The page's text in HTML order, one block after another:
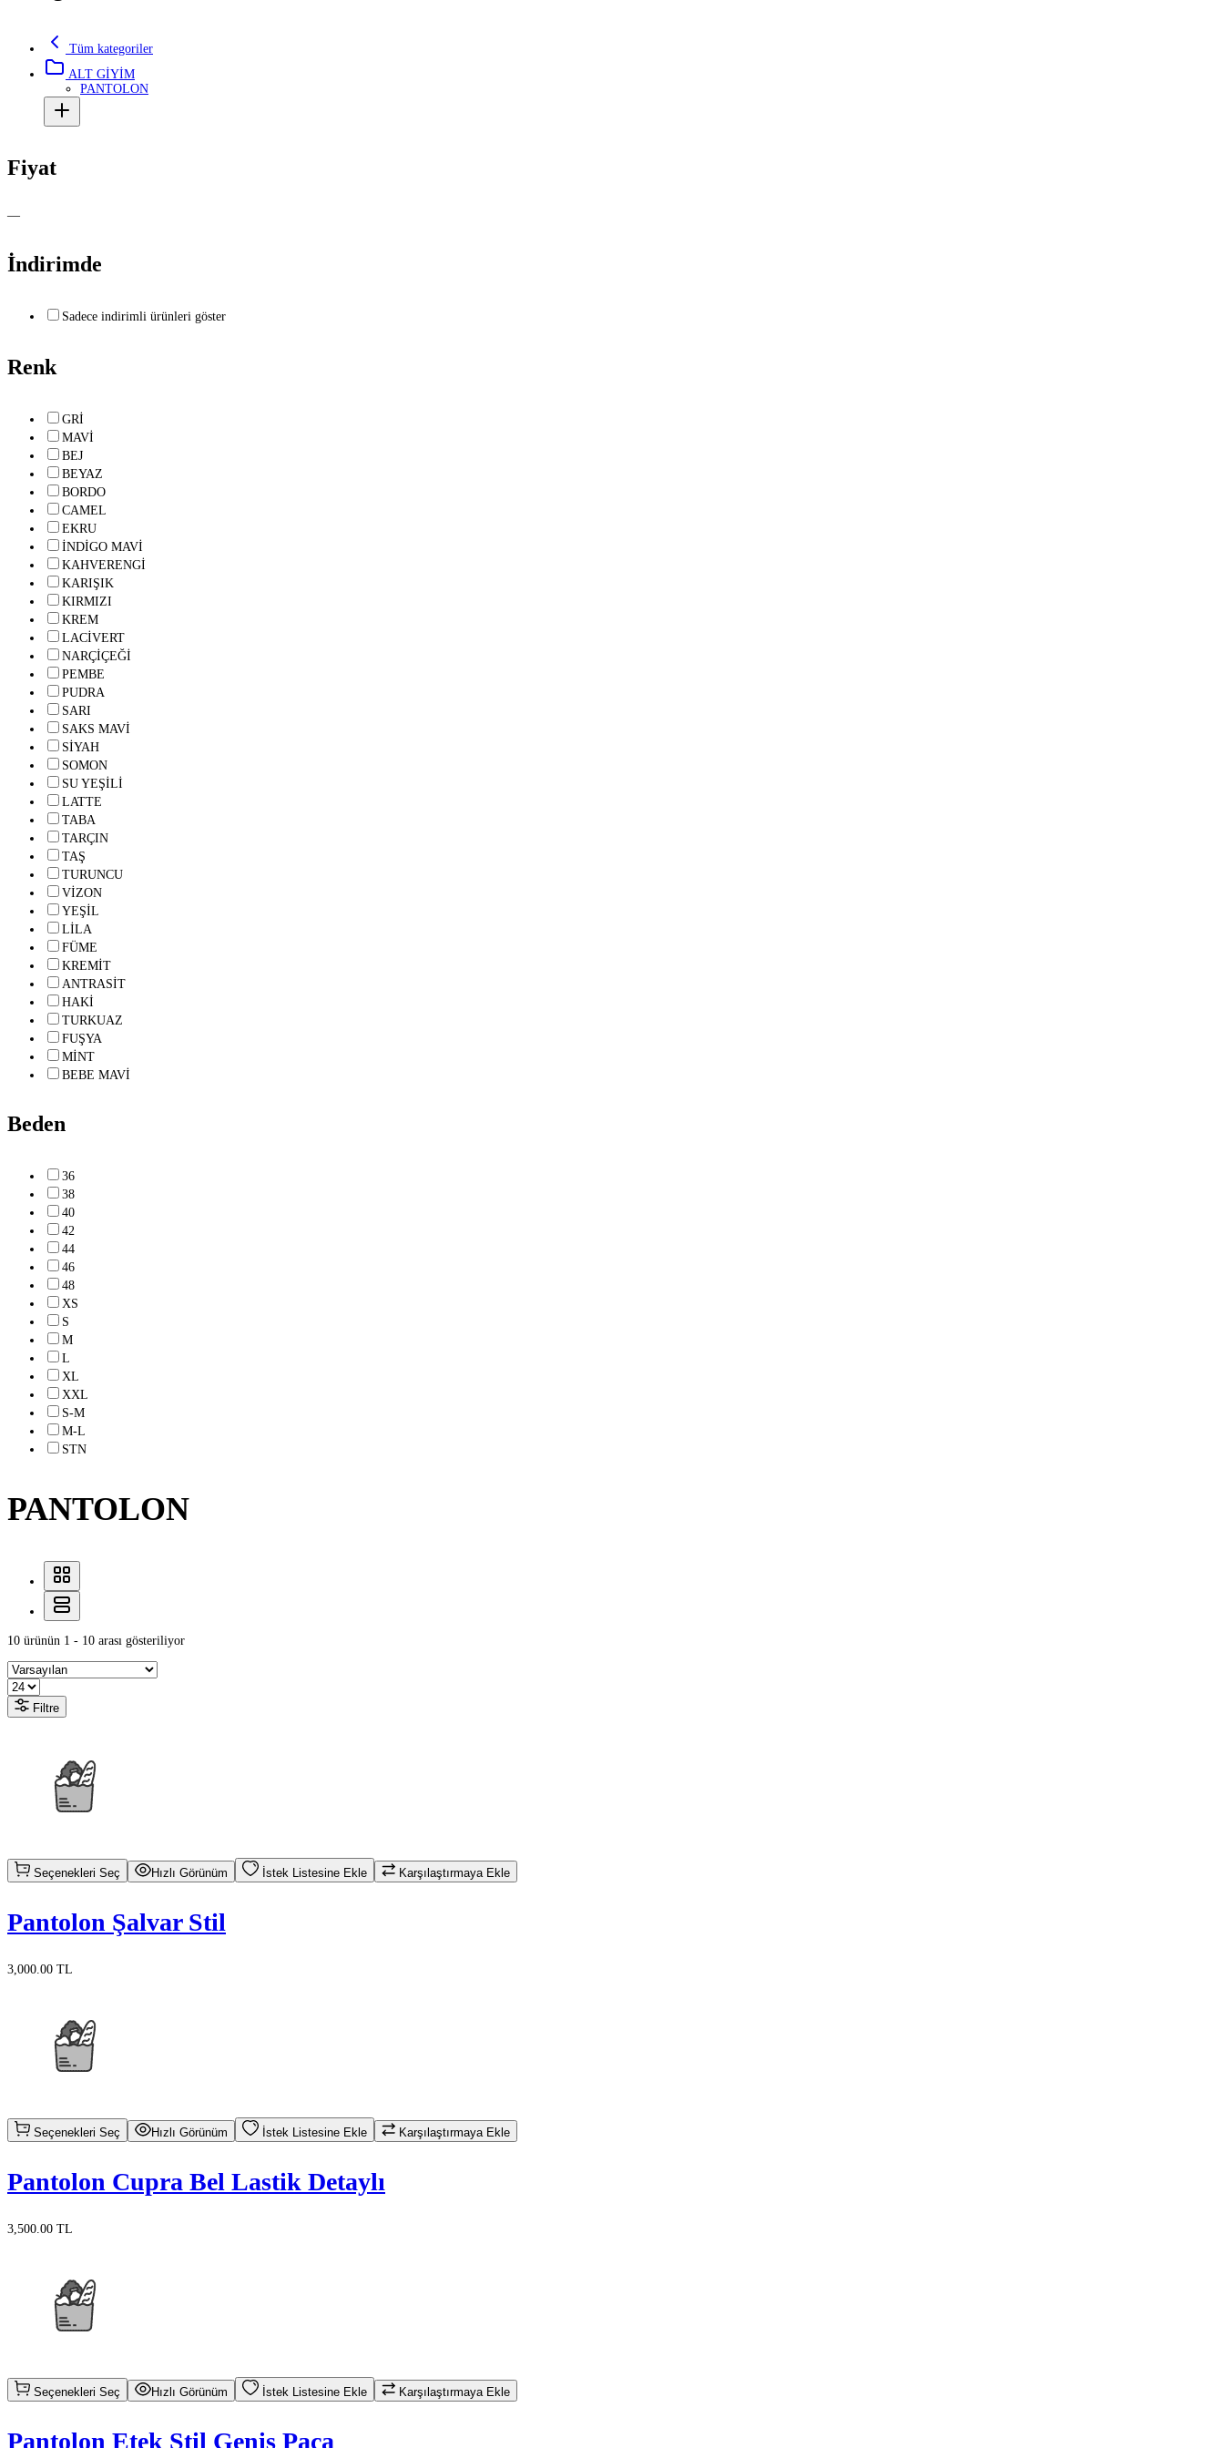
Tüm kategoriler
ALT GİYİM
PANTOLON
Fiyat
—
İndirimde
Sadece indirimli ürünleri göster
Renk
GRİ
MAVİ
BEJ
BEYAZ
BORDO
CAMEL
EKRU
İNDİGO MAVİ
KAHVERENGİ
KARIŞIK
KIRMIZI
KREM
LACİVERT
NARÇİÇEĞİ
PEMBE
PUDRA
SARI
SAKS MAVİ
SİYAH
SOMON
SU YEŞİLİ
LATTE
TABA
TARÇIN
TAŞ
TURUNCU
VİZON
YEŞİL
LİLA
FÜME
KREMİT
ANTRASİT
HAKİ
TURKUAZ
FUŞYA
MİNT
BEBE MAVİ
Beden
36
38
40
42
44
46
48
XS
S
M
L
XL
XXL
S-M
M-L
STN
PANTOLON
10 ürünün 1 - 10 arası gösteriliyor
Filtre
Seçenekleri Seç Hızlı Görünüm İstek Listesine Ekle Karşılaştırmaya Ekle
Pantolon Şalvar Stil
3,000.00 TL
Seçenekleri Seç Hızlı Görünüm İstek Listesine Ekle Karşılaştırmaya Ekle
Pantolon Cupra Bel Lastik Detaylı
3,500.00 TL
Seçenekleri Seç Hızlı Görünüm İstek Listesine Ekle Karşılaştırmaya Ekle
Pantolon Etek Stil Geniş Paça